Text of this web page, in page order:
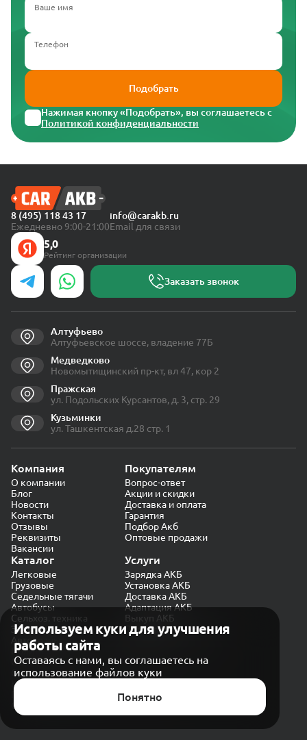
Ваше имя
Телефон
Подобрать
Нажимая кнопку «Подобрать», вы соглашаетесь с
Политикой конфиденциальности
Используем куки для улучшения
работы сайта
Оставаясь с нами, вы соглашаетесь на
использование файлов куки
Понятно
8 (495) 118 43 17
Ежедневно 9:00-21:00
info@carakb.ru
Email для связи
5,0
Рейтинг организации
Заказать звонок
Алтуфьево
Алтуфьевское шоссе, владение 77Б
Медведково
Новомытищинский пр-кт, вл 47, кор 2
Пражская
ул. Подольских Курсантов, д. 3, стр. 29
Кузьминки
ул. Ташкентская д.28 стр. 1
Компания
О компании
Блог
Новости
Контакты
Отзывы
Реквизиты
Вакансии
Покупателям
Вопрос-ответ
Акции и скидки
Доставка и оплата
Гарантия
Подбор Акб
Оптовые продажи
Каталог
Легковые
Грузовые
Седельные тягачи
Автобусы
Сельхоз. техника
Экскаваторы
Автокраны
Услуги
Зарядка АКБ
Установка АКБ
Доставка АКБ
Адаптация АКБ
Выкуп АКБ
Проверка генератора
Политика конфиденциальности
Обработка персональных данных
Согласие на обработку в «Яндекс.Метрика»
Карта сайта
© CARAKB 2026. Все права защищены